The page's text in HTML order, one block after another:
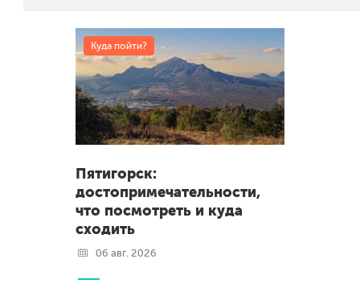
Куда пойти?
Пятигорск:
достопримечательности,
что посмотреть и куда
сходить
06 авг. 2026